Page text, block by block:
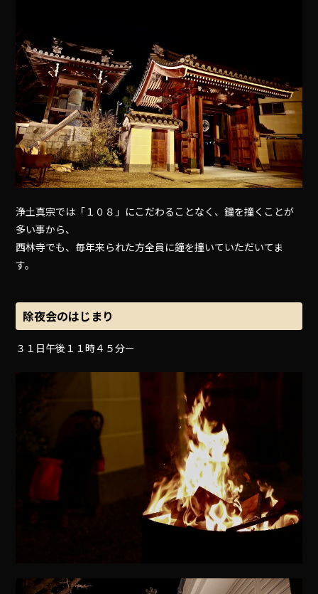
浄土真宗では「１０８」にこだわることなく、鐘を撞くことが
多い事から、
西林寺でも、毎年来られた方全員に鐘を撞いていただいてま
す。
除夜会のはじまり
３１日午後１１時４５分ー